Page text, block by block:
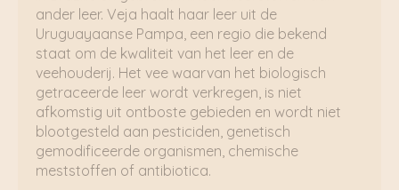
ander leer. Veja haalt haar leer uit de
Uruguayaanse Pampa, een regio die bekend
staat om de kwaliteit van het leer en de
veehouderij. Het vee waarvan het biologisch
getraceerde leer wordt verkregen, is niet
afkomstig uit ontboste gebieden en wordt niet
blootgesteld aan pesticiden, genetisch
gemodificeerde organismen, chemische
meststoffen of antibiotica.